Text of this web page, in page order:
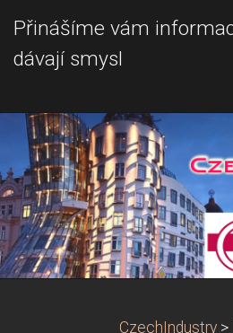
Přinášíme vám
dávají smysl
CzechIndustry >